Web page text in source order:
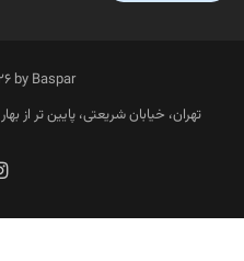
by Baspar
تهران، خیابان شریعتی، پایین تر از بهار